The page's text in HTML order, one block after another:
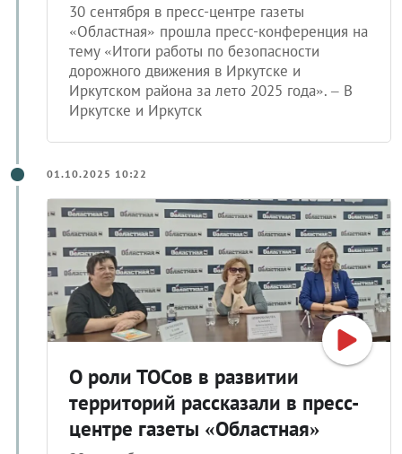
30 сентября в пресс-центре газеты
«Областная» прошла пресс-конференция на
тему «Итоги работы по безопасности
дорожного движения в Иркутске и
Иркутском района за лето 2025 года». – В
Иркутске и Иркутск
01.10.2025 10:22
О роли ТОСов в развитии
территорий рассказали в пресс-
центре газеты «Областная»